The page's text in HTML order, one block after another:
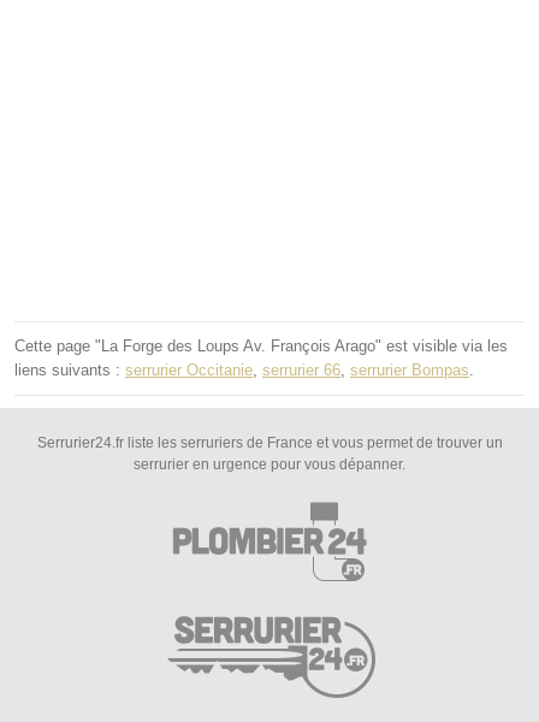
Cette page "La Forge des Loups Av. François Arago" est visible via les
liens suivants : serrurier Occitanie, serrurier 66, serrurier Bompas.
Serrurier24.fr liste les serruriers de France et vous permet de trouver un
serrurier en urgence pour vous dépanner.